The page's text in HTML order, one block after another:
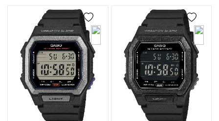
4 3.496,80 ₺
5 713,56 ₺ 3.567,80 ₺
6 607,03 ₺ 3.642,18 ₺
7 3.719,73 ₺
8 3.800,64 ₺
9 3.884,76 ₺
Kargo ile ücretsiz gönderilir.
- Kargonuz elinize ulaştığı tarihten itibaren 14 gün içerisinde
iade edebilirsiniz.